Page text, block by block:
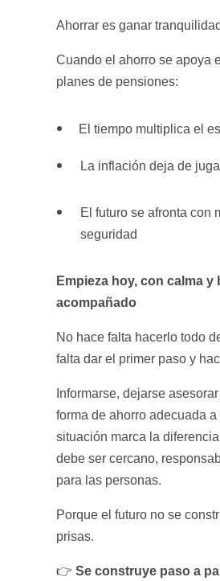
Ahorrar es ganar
Cuando el ahorro se apoya
planes de pensiones:
El tiempo multiplica el
La inflación deja de
El futuro se afronta con
seguridad
Empieza hoy, con calma y
acompañado
No hace falta hacerlo todo
falta dar el primer paso y
Informarse, dejarse
forma de ahorro adecuada a
situación marca la
debe ser cercano,
para las personas.
Porque el futuro no se
prisas.
👉 Se construye paso a